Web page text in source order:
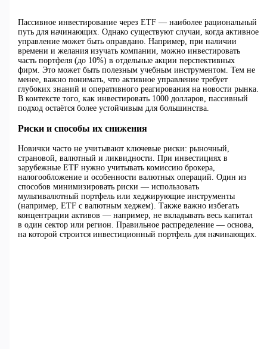
Пассивное инвестирование через ETF — наиболее рациональный
путь для начинающих. Однако существуют случаи, когда активное
управление может быть оправдано. Например, при наличии
времени и желания изучать компании, можно инвестировать
часть портфеля (до 10%) в отдельные акции перспективных
фирм. Это может быть полезным учебным инструментом. Тем не
менее, важно понимать, что активное управление требует
глубоких знаний и оперативного реагирования на новости рынка.
В контексте того, как инвестировать 1000 долларов, пассивный
подход остаётся более устойчивым для большинства.
Риски и способы их снижения
Новички часто не учитывают ключевые риски: рыночный,
страновой, валютный и ликвидности. При инвестициях в
зарубежные ETF нужно учитывать комиссию брокера,
налогообложение и особенности валютных операций. Один из
способов минимизировать риски — использовать
мультивалютный портфель или хеджирующие инструменты
(например, ETF с валютным хеджем). Также важно избегать
концентрации активов — например, не вкладывать весь капитал
в один сектор или регион. Правильное распределение — основа,
на которой строится инвестиционный портфель для начинающих.